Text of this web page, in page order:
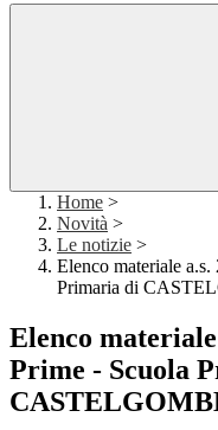
Home >
Novità >
Le notizie >
Elenco materiale
Primaria di
Elenco materiale
Prime - Scuola